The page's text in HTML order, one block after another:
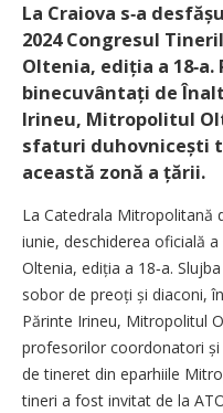
La Craiova s‑a
2024 Congresul
Oltenia, ediția a
binecuvântați de
Irineu, Mitropolitul
sfaturi duhovnicești
această zonă a țării.
La Catedrala Mitropolitană
iunie, deschiderea oficială
Oltenia, ediția a 18‑a.
sobor de preoți și diaconi,
Părinte Irineu, Mitropolitul
profesorilor coordonatori
de tineret din eparhiile
tineri a fost invitat de la